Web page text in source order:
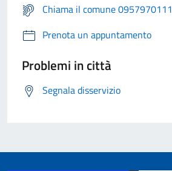
Chiama il comune 0957970111
Prenota un appuntamento
Problemi in città
Segnala disservizio